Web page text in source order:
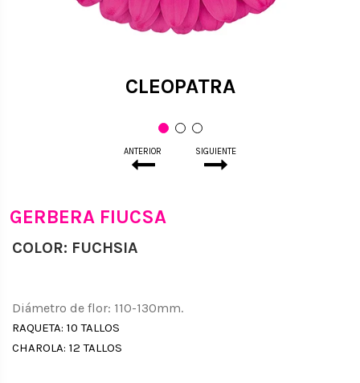
CLEOPATRA
ANTERIOR SIGUIENTE
GERBERA FIUCSA
COLOR: FUCHSIA
Diámetro de flor: 110-130mm.
RAQUETA: 10 TALLOS
CHAROLA: 12 TALLOS